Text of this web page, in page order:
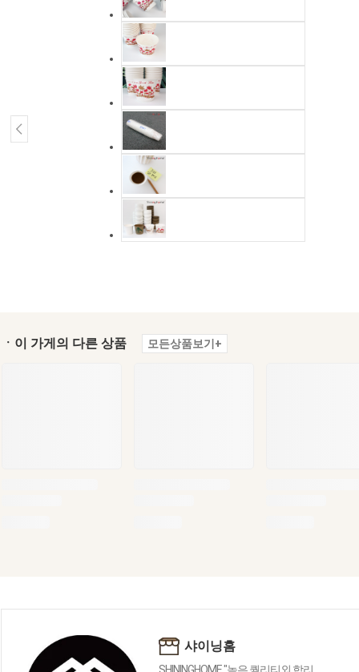
ㆍ이 가게의 다른 상품 모든상품보기+
샤이닝홈